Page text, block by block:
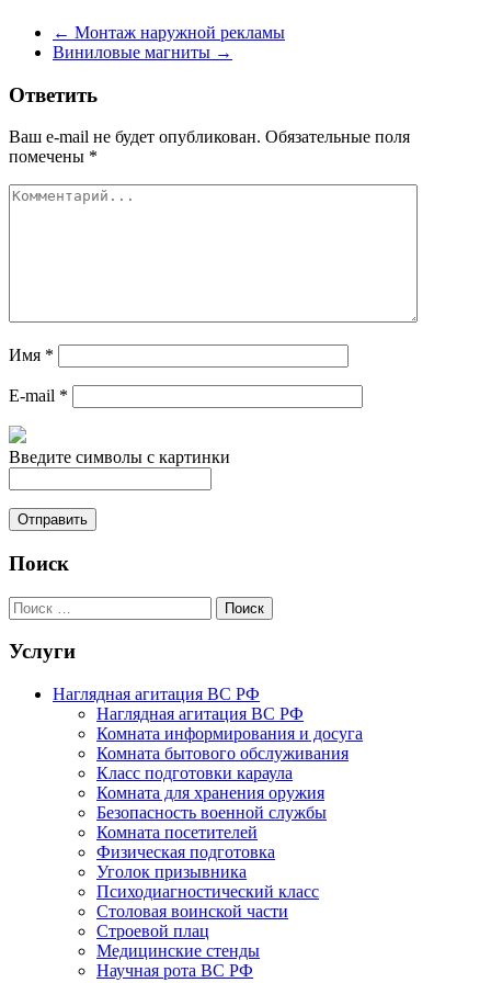
← Монтаж наружной рекламы
Виниловые магниты →
Ответить
Ваш e-mail не будет опубликован. Обязательные поля
помечены *
Имя *
E-mail *
Введите символы с картинки
Поиск
Услуги
Наглядная агитация ВС РФ
Наглядная агитация ВС РФ
Комната информирования и досуга
Комната бытового обслуживания
Класс подготовки караула
Комната для хранения оружия
Безопасность военной службы
Комната посетителей
Физическая подготовка
Уголок призывника
Психодиагностический класс
Столовая воинской части
Строевой плац
Медицинские стенды
Научная рота ВС РФ